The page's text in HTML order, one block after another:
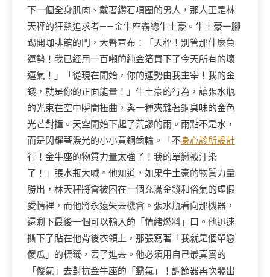
下一個全身肌肉、戴著鑽石項圈的男人，那人正是林
天秤的狂熱追求者——金牛座霸總牛土豪。牛土豪一腳
踢開咖啡館的門，大聲宣布：「天秤！別管那什麼負
運勢！我已經用一百噸的純金箔買下了今天所有的壞
運氣！」「從現在開始，你的運勢由我主宰！我的金
錢，就是你的正面能量！」牛土豪的行為，讓張水瓶
的光束在空中瞬間扭曲，與一種夾雜著銅臭味的金色
光芒對撞。天空開始下起了荒謬的雨。雨點不是水，
而是閃耀著淚光的小小黃銅齒輪。「不身心診所設計
行！金牛座的物質力量太強了！我的單戀被汙染
了！」張水瓶大喊。他知道，如果牛土豪的物質力量
勝出，林天秤將會被困在一個充滿金錢和俗氣的虛假
愛情裡，而他將永遠失去機會。張水瓶看向那機器，
還剩下最後一個可以輸入的「情緒燃料」口。他迅速
撕下了貼在他背後衣領上，那張寫著「我就是個單戀
傻瓜」的標籤，丟了進去。他必須用自己最真實的
「傻氣」去對抗金牛座的「霸氣」！調節器再次發出